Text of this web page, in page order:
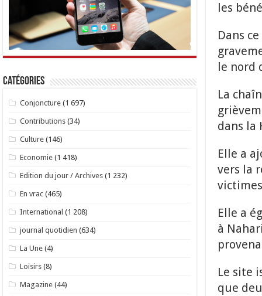
les
Dans
le nord
La
dans la
Elle a
vers la
Elle a
à
Le site
que
Catégories
Conjoncture (1 697)
Contributions (34)
Culture (146)
Economie (1 418)
Edition du jour / Archives (1 232)
En vrac (465)
International (1 208)
journal quotidien (634)
La Une (4)
Loisirs (8)
Magazine (44)